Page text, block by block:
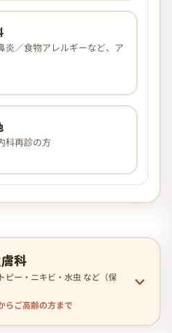
炎／食物アレルギーなど、ア
科再診の方
科
ピー・ニキビ・水虫 など（保
ご高齢の方まで